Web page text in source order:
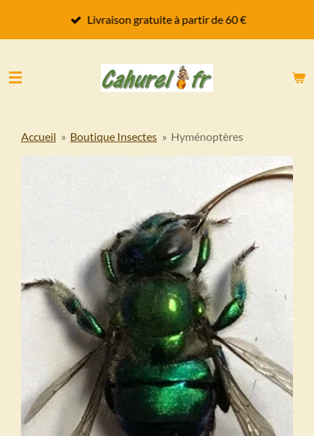
Livraison gratuite à partir de 60 €
Accueil » Boutique Insectes » Hyménoptères